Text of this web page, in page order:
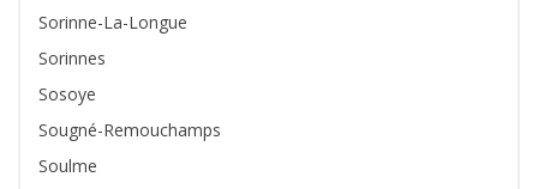
Sorinne-La-Longue
Sorinnes
Sosoye
Sougné-Remouchamps
Soulme